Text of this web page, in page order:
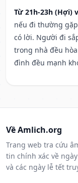
Từ 21h-23h (Hợi)
nếu đi thường
có lời. Người đi
trong nhà đều
đình đều mạnh
Về Amlich.org
Trang web tra cứu
tin chính xác về
và các ngày lễ tết